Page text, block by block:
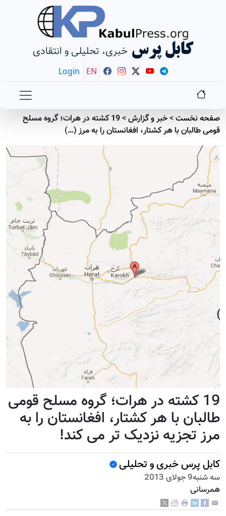
کابل پرس خبری، تحلیلی و انتقادی
Login EN
صفحه نخست>خبر و گزارش>
19 کشته در هرات؛ گروه مسلح
قومی طالبان با هر کشتار، افغانستان را به مرز (…)
19 کشته در هرات؛ گروه مسلح قومی
طالبان با هر کشتار، افغانستان را به
مرز تجزیه نزدیک تر می کند!
کابل پرس خبری و تحلیلی
سه شنبه9 جولای 2013
همرسانی